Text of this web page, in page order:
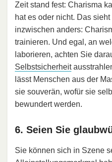
Zeit stand fest: Charisma
hat es oder nicht. Das
inzwischen anders:
trainieren. Und egal, an
laborieren, achten Sie
Selbstsicherheit
lässt Menschen aus der
sie souverän, wofür sie
bewundert werden.
6. Seien Sie
Sie können sich in Szene